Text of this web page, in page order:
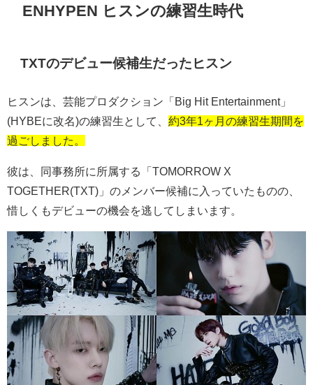
ENHYPEN ヒスンの練習生時代
TXTのデビュー候補生だったヒスン
ヒスンは、芸能プロダクション「 Big Hit Entertainment」
(HYBEに改名)の練習生として、 約3年1ヶ月の練習生期間を
過ごしました。
彼は、同事務所に所属する「 TOMORROW X
TOGETHER(TXT) 」のメンバー候補に入っていたものの、
惜しくもデビューの機会を逃してしまいます。